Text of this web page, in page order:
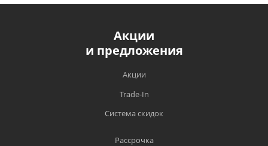
Акции
и предложения
Акции
Trade-In
Система скидок
Рассрочка